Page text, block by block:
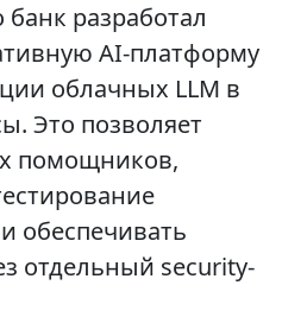
разработал
AI-платформу
облачных LLM в
Это позволяет
помощников,
обеспечивать
отдельный security-